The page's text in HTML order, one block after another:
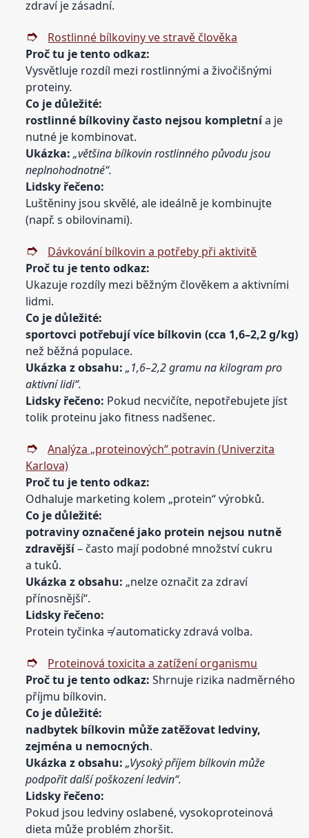
zdraví je zásadní.
Rostlinné bílkoviny ve stravě člověka
Proč tu je tento odkaz:
Vysvětluje rozdíl mezi rostlinnými a živočišnými
proteiny.
Co jedůležité:
rostlinné bílkoviny často nejsou kompletnía je
nutné je kombinovat.
Ukázka: „většina bílkovin rostlinného původu jsou
neplnohodnotné“.
Lidsky řečeno:
Luštěniny jsou skvělé, ale ideálně je kombinujte
(např. s obilovinami).
Dávkování bílkovin a potřeby při aktivitě
Proč tu je tento odkaz:
Ukazuje rozdíly mezi běžným člověkem a aktivními
lidmi.
Co jedůležité:
sportovci potřebují více bílkovin (cca 1,6–2,2 g/kg)
než běžná populace.
Ukázka z obsahu: „1,6–2,2 gramu na kilogram pro
aktivní lidi“.
Lidsky řečeno: Pokud necvičíte, nepotřebujete jíst
tolik proteinu jako fitness nadšenec.
Analýza „proteinových“ potravin (Univerzita
Karlova)
Proč tu je tento odkaz:
Odhaluje marketing kolem „protein“ výrobků.
Co jedůležité:
potraviny označené jako protein nejsou nutně
zdravější– často mají podobné množství cukru
a tuků.
Ukázka z obsahu: „nelze označit za zdraví
přínosnější“.
Lidsky řečeno:
Protein tyčinka ≠ automaticky zdravá volba.
Proteinová toxicita a zatížení organismu
Proč tu je tento odkaz: Shrnuje rizika nadměrného
příjmu bílkovin.
Co jedůležité:
nadbytek bílkovin může zatěžovat ledviny,
zejména u nemocných.
Ukázka z obsahu: „Vysoký příjem bílkovin může
podpořit další poškození ledvin“.
Lidsky řečeno:
Pokud jsou ledviny oslabené, vysokoproteinová
dieta může problém zhoršit.